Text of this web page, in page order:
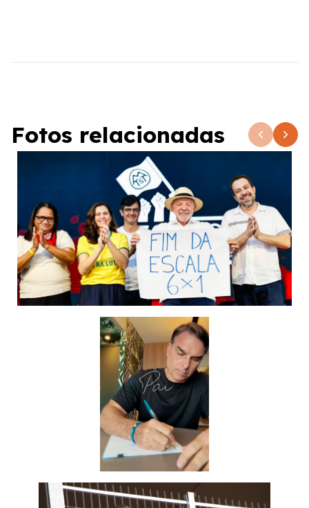
Fotos relacionadas